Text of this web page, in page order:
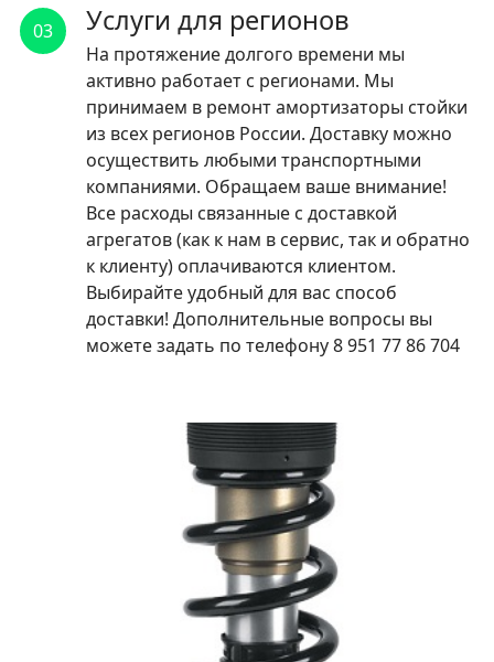
03 Услуги для регионов
На протяжение долгого времени мы
активно работает с регионами. Мы
принимаем в ремонт амортизаторы стойки
из всех регионов России. Доставку можно
осуществить любыми транспортными
компаниями. Обращаем ваше внимание!
Все расходы связанные с доставкой
агрегатов (как к нам в сервис, так и обратно
к клиенту) оплачиваются клиентом.
Выбирайте удобный для вас способ
доставки! Дополнительные вопросы вы
можете задать по телефону 8 951 77 86 704